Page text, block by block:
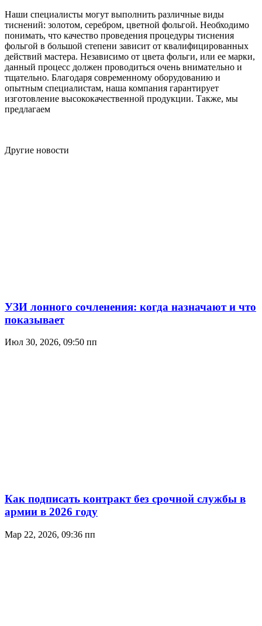
Наши специалисты могут выполнить различные виды
тиснений: золотом, серебром, цветной фольгой. Необходимо
понимать, что качество проведения процедуры тиснения
фольгой в большой степени зависит от квалифицированных
действий мастера. Независимо от цвета фольги, или ее марки,
данный процесс должен проводиться очень внимательно и
тщательно. Благодаря современному оборудованию и
опытным специалистам, наша компания гарантирует
изготовление высококачественной продукции. Также, мы
предлагаем
Другие новости
УЗИ лонного сочленения: когда назначают и что
показывает
Июл 30, 2026, 09:50 пп
Как подписать контракт без срочной службы в
армии в 2026 году
Мар 22, 2026, 09:36 пп